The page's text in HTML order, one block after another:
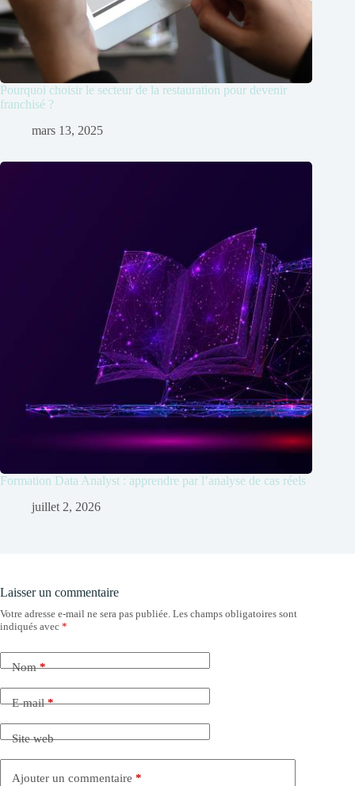
Pourquoi choisir le secteur de la restauration pour devenir
franchisé ?
mars 13, 2025
Formation Data Analyst : apprendre par l’analyse de cas réels
juillet 2, 2026
Laisser un commentaire
Votre adresse e-mail ne sera pas publiée. Les champs obligatoires sont
indiqués avec *
Nom*
E-mail*
Site web
Ajouter un commentaire *